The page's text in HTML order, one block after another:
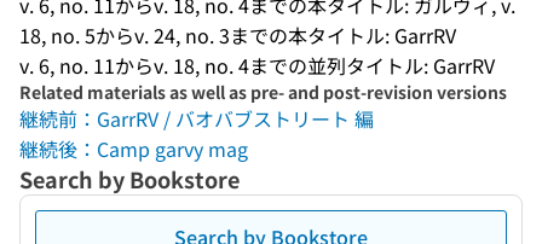
18, no. 5からv. 24, no. 3までの本タイトル: GarrRV
v. 6, no. 11からv. 18, no. 4までの並列タイトル: GarrRV
Related materials as well as pre- and post-revision versions
継続前：GarrRV / バオバブストリート 編
継続後：Camp garvy mag
Search by Bookstore
Search by Bookstore